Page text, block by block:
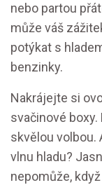
nebo partou
může váš
potýkat s
benzinky.
Nakrájejte si
svačinové
skvělou volbou.
vlnu hladu?
nepomůže,